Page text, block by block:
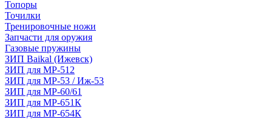
Топоры
Точилки
Тренировочные ножи
Запчасти для оружия
Газовые пружины
ЗИП Baikal (Ижевск)
ЗИП для МР-512
ЗИП для МР-53 / Иж-53
ЗИП для МР-60/61
ЗИП для МР-651К
ЗИП для МР-654К